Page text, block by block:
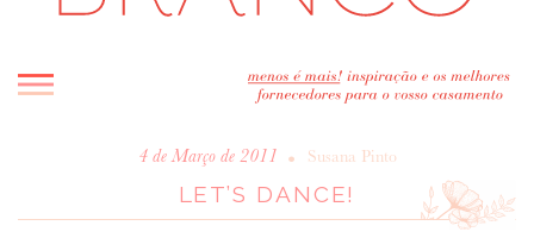
INICIO
BLOG
4 de Março de 2011 • Susana Pinto
LET’S DANCE!